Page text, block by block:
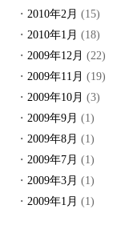
2010年2月 (15)
2010年1月 (18)
2009年12月 (22)
2009年11月 (19)
2009年10月 (3)
2009年9月 (1)
2009年8月 (1)
2009年7月 (1)
2009年3月 (1)
2009年1月 (1)